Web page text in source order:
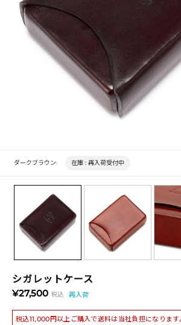
シガレットケース
¥27,500 税込 再入荷
税込11,000円以上ご購入で送料は当社負担になりま
ダークブラウン 在庫 : 再入荷受付中